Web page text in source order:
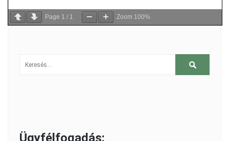
Page 1 / 1 Zoom 100%
Ügyfélfogadás: